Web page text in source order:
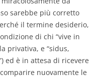
sarebbe più corretto
il termine desiderio,
di chi “vive in
privativa, e “sidus,
ed è in attesa di ricevere
nuovamente le